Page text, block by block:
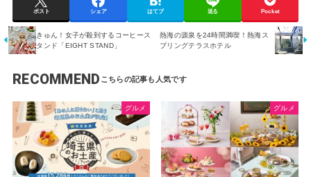
ポスト シェア はてブ 送る Pocket
きゅん！女子が殺到するコーヒース
タンド「EIGHT STAND」
熱海の源泉を24時間満喫！熱海ス
プリングテラスホテル
RECOMMEND
グルメ グルメ